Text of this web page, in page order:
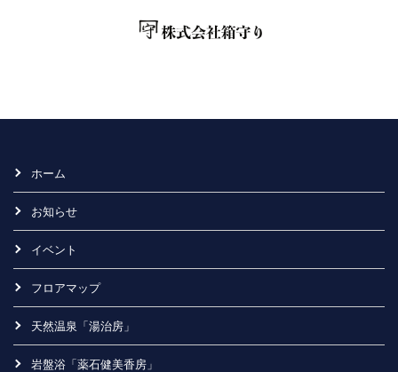
ホーム
お知らせ
イベント
フロアマップ
天然温泉「湯治房」
岩盤浴「薬石健美香房」